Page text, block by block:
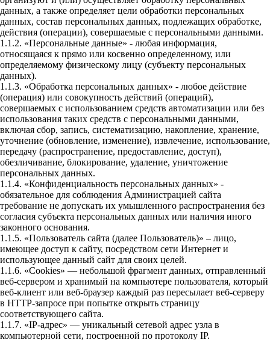
данных, а также определяет цели обработки персональных
данных, состав персональных данных, подлежащих обработке,
действия (операции), совершаемые с персональными данными.
1.1.2. «Персональные данные» - любая информация,
относящаяся к прямо или косвенно определенному, или
определяемому физическому лицу (субъекту персональных
данных).
1.1.3. «Обработка персональных данных» - любое действие
(операция) или совокупность действий (операций),
совершаемых с использованием средств автоматизации или без
использования таких средств с персональными данными,
включая сбор, запись, систематизацию, накопление, хранение,
уточнение (обновление, изменение), извлечение, использование,
передачу (распространение, предоставление, доступ),
обезличивание, блокирование, удаление, уничтожение
персональных данных.
1.1.4. «Конфиденциальность персональных данных» -
обязательное для соблюдения Администрацией сайта
требование не допускать их умышленного распространения без
согласия субъекта персональных данных или наличия иного
законного основания.
1.1.5. «Пользователь сайта (далее Пользователь)» – лицо,
имеющее доступ к сайту, посредством сети Интернет и
использующее данный сайт для своих целей.
1.1.6. «Cookies» — небольшой фрагмент данных, отправленный
веб-сервером и хранимый на компьютере пользователя, который
веб-клиент или веб-браузер каждый раз пересылает веб-серверу
в HTTP-запросе при попытке открыть страницу
соответствующего сайта.
1.1.7. «IP-адрес» — уникальный сетевой адрес узла в
компьютерной сети, построенной по протоколу IP.